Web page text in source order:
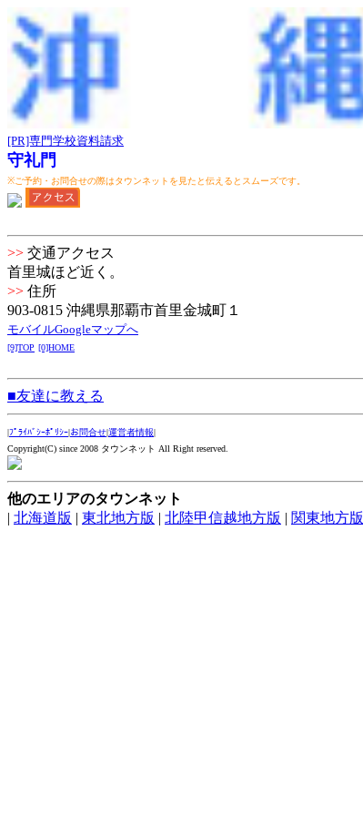
[PR]専門学校資料請求
守礼門
※ご予約・お問合せの際はタウンネットを見たと伝えるとスムーズです。
>> 交通アクセス
首里城ほど近く。
>> 住所
903-0815 沖縄県那覇市首里金城町１
モバイルGoogleマップへ
[9]TOP [0]HOME
■友達に教える
|ﾌﾟﾗｲﾊﾞｼｰﾎﾟﾘｼｰ|お問合せ|運営者情報|
Copyright(C) since 2008 タウンネット All Right reserved.
他のエリアのタウンネット
| 北海道版 | 東北地方版 | 北陸甲信越地方版 | 関東地方版